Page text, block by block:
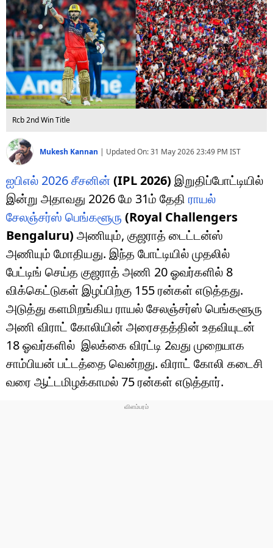
போட்டோ கேலரி
Rcb 2nd Win Title
Mukesh Kannan | Updated On:31 May 2026 23:49 PM IST
ஐபிஎல் 2026 சீசனின்(IPL 2026) இறுதிப்போட்டியில்
இன்று அதாவது 2026 மே 31ம் தேதி ராயல்
சேலஞ்சர்ஸ் பெங்களூரு (Royal Challengers
Bengaluru) அணியும், குஜராத் டைட்டன்ஸ்
அணியும் மோதியது. இந்த போட்டியில் முதலில்
பேட்டிங் செய்த குஜராத் அணி 20 ஓவர்களில் 8
விக்கெட்டுகள் இழப்பிற்கு 155 ரன்கள் எடுத்தது.
அடுத்து களமிறங்கிய ராயல் சேலஞ்சர்ஸ் பெங்களூரு
அணி விராட் கோலியின் அரைசதத்தின் உதவியுடன்
18 ஓவர்களில் இலக்கை விரட்டி 2வது முறையாக
சாம்பியன் பட்டத்தை வென்றது. விராட் கோலி கடைசி
வரை ஆட்டமிழக்காமல் 75 ரன்கள் எடுத்தார்.